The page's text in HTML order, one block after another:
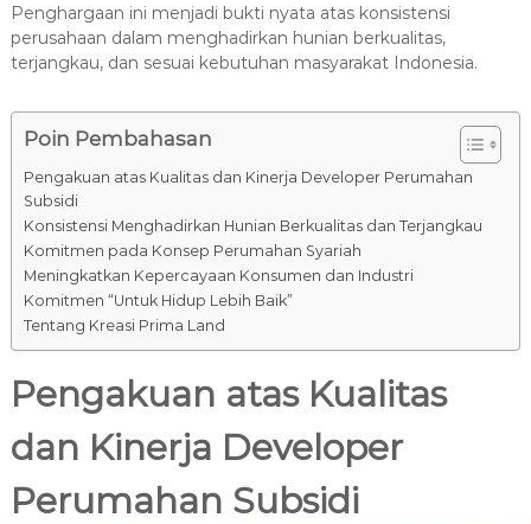
Penghargaan ini menjadi bukti nyata atas konsistensi
perusahaan dalam menghadirkan hunian berkualitas,
terjangkau, dan sesuai kebutuhan masyarakat Indonesia.
Poin Pembahasan
Pengakuan atas Kualitas dan Kinerja Developer Perumahan
Subsidi
Konsistensi Menghadirkan Hunian Berkualitas dan Terjangkau
Komitmen pada Konsep Perumahan Syariah
Meningkatkan Kepercayaan Konsumen dan Industri
Komitmen “Untuk Hidup Lebih Baik”
Tentang Kreasi Prima Land
Pengakuan atas Kualitas
dan Kinerja Developer
Perumahan Subsidi